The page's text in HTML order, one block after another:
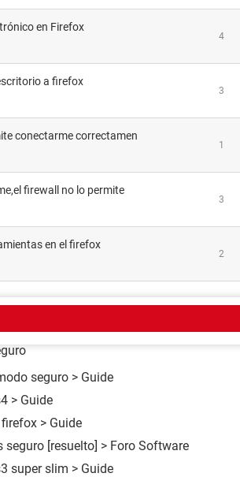
en Firefox
4
a firefox
3
conectarme correctamen
1
firewall no lo permite
3
en el firefox
2
MISMO TEMA
seguro > Guide
> Guide
> Guide
seguro [resuelto] > Foro Software
super slim > Guide